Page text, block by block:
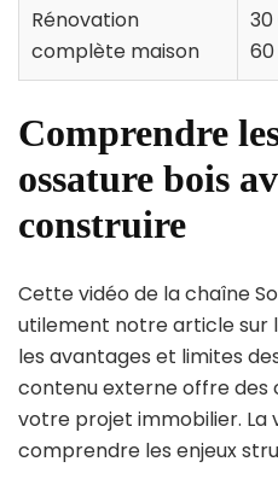
Rénovation
complète maison
Comprendre
ossature bois
construire
Cette vidéo de la chaîne
utilement notre article sur
les avantages et limites
contenu externe offre des
votre projet immobilier. La
comprendre les enjeux